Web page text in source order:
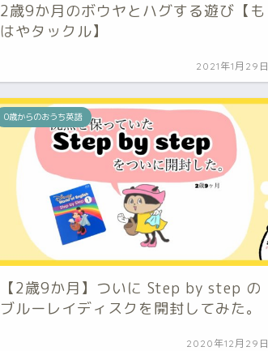
2歳9か月のボウヤとハグする遊び【も
はやタックル】
2021年1月29日
0歳からのおうち英語
【2歳9か月】ついに Step by step の
ブルーレイディスクを開封してみた。
2020年12月29日